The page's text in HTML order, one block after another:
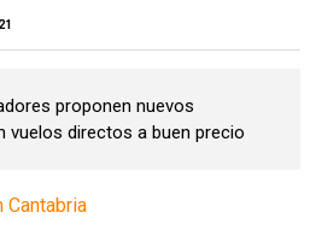
proponen nuevos
vuelos directos a buen precio
Cantabria